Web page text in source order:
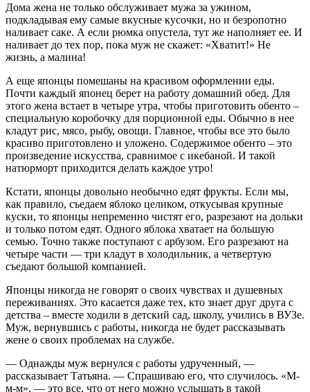
Дома жена не только обслуживает мужа за ужином,
подкладывая ему самые вкусные кусочки, но и безропотно
наливает саке. А если рюмка опустела, тут же наполняет ее. И
наливает до тех пор, пока муж не скажет: «Хватит!» Не
жизнь, а малина!
А еще японцы помешаны на красивом оформлении еды.
Почти каждый японец берет на работу домашний обед. Для
этого жена встает в четыре утра, чтобы приготовить обенто –
специальную коробочку для порционной еды. Обычно в нее
кладут рис, мясо, рыбу, овощи. Главное, чтобы все это было
красиво приготовлено и уложено. Содержимое обенто – это
произведение искусства, сравнимое с икебаной. И такой
натюрморт приходится делать каждое утро!
Кстати, японцы довольно необычно едят фрукты. Если мы,
как правило, съедаем яблоко целиком, откусывая крупные
куски, то японцы непременно чистят его, разрезают на дольки
и только потом едят. Одного яблока хватает на большую
семью. Точно также поступают с арбузом. Его разрезают на
четыре части — три кладут в холодильник, а четвертую
съедают большой компанией.
Японцы никогда не говорят о своих чувствах и душевных
переживаниях. Это касается даже тех, кто знает друг друга с
детства – вместе ходили в детский сад, школу, учились в ВУЗе.
Муж, вернувшись с работы, никогда не будет рассказывать
жене о своих проблемах на службе.
— Однажды муж вернулся с работы удрученный, —
рассказывает Татьяна. — Спрашиваю его, что случилось. «М-
м-м», — это все, что от него можно услышать в такой